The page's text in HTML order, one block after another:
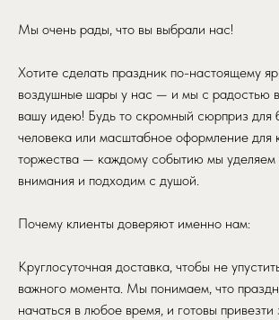
Мы очень рады, что вы выбрали нас!
Хотите сделать праздник по-настоящему
воздушные шары у нас — и мы с радостью
вашу идею! Будь то скромный сюрприз для
человека или масштабное оформление для
торжества — каждому событию мы
внимания и подходим с душой.
Почему клиенты доверяют именно нам:
Круглосуточная доставка, чтобы не
важного момента. Мы понимаем, что
начаться в любое время, и готовы